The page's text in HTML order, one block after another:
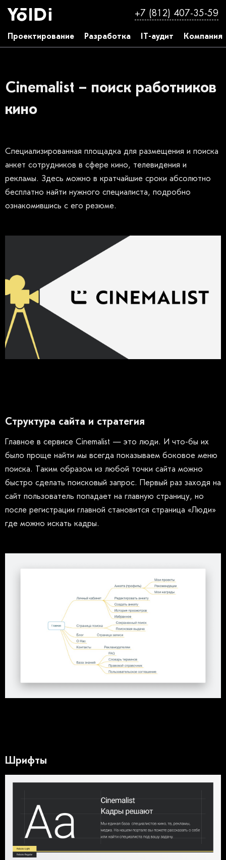
Проектирование Разработка IT-аудит Компания
+7 (812) 407-35-59
Cinemalist – поиск работников
кино
Специализированная площадка для размещения и поиска
анкет сотрудников в сфере кино, телевидения и
рекламы. Здесь можно в кратчайшие сроки абсолютно
бесплатно найти нужного специалиста, подробно
ознакомившись с его резюме.
Структура сайта и стратегия
Главное в сервисе Cinemalist — это люди. И что-бы их
было проще найти мы всегда показываем боковое меню
поиска. Таким образом из любой точки сайта можно
быстро сделать поисковый запрос. Первый раз заходя на
сайт пользователь попадает на главную страницу, но
после регистрации главной становится страница «Люди»
где можно искать кадры.
Шрифты